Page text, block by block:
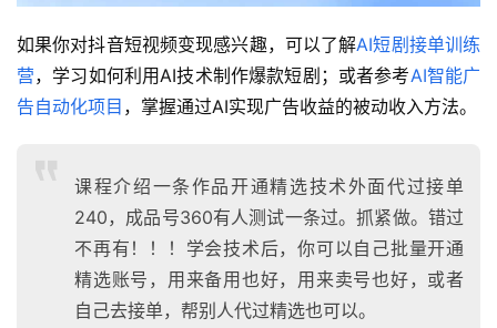
如果你对抖音短视频变现感兴趣，可以了解AI短剧接单训练
营，学习如何利用AI技术制作爆款短剧；或者参考AI智能广
告自动化项目 ，掌握通过AI实现广告收益的被动收入方法。
课程介绍一条作品开通精选技术外面代过接单
240，成品号360有人测试一条过。抓紧做。错过
不再有！！！学会技术后，你可以自己批量开通
精选账号，用来备用也好，用来卖号也好，或者
自己去接单，帮别人代过精选也可以。